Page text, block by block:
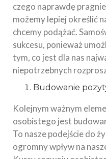
czego naprawdę
możemy lepiej określić
chcemy podążać.
sukcesu, ponieważ
tym, co jest dla nas
niepotrzebnych
Budowanie
Kolejnym ważnym
osobistego jest
To nasze podejście do
ogromny wpływ na